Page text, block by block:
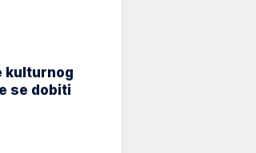
kulturnog
se dobiti